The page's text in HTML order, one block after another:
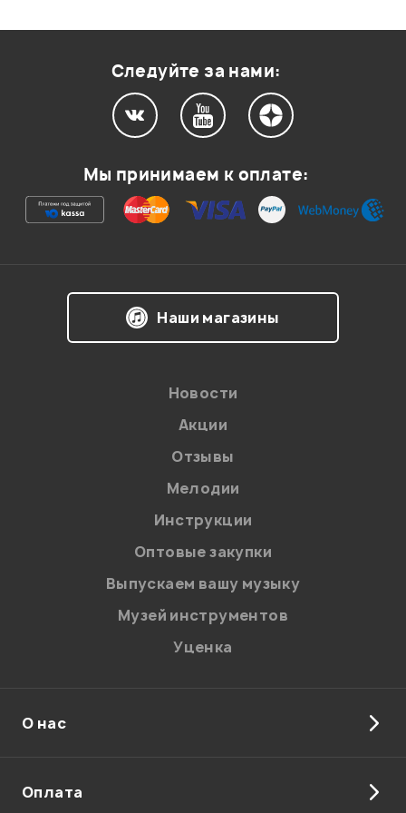
Ваша оценка:
на обработку персональных данных в
Политикой в отношении обработки
персональных данных.
Введите проверочное число:
Отправить
Следуйте за нами:
Мы принимаем к оплате:
Наши магазины
Новости
Акции
Отзывы
Мелодии
Инструкции
Оптовые закупки
Выпускаем вашу музыку
Музей инструментов
Уценка
О нас
Оплата